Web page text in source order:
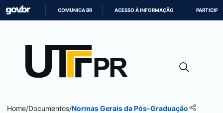
CONTEÚDO
COMUNICA BR ACESSO À INFORMAÇÃO PARTICIPE
Home/Documentos/Normas Gerais da Pós-Graduação